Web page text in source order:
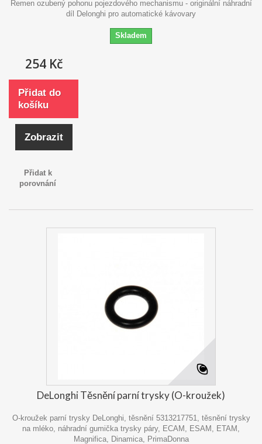
Řemen ozubený pohonu pojezdového mechanismu - originální náhradní
díl Delonghi pro automatické kávovary
Skladem
254 Kč
Přidat do
košíku
Zobrazit
Přidat k
porovnání
DeLonghi Těsnění parní trysky (O-kroužek)
O-kroužek parní trysky DeLonghi, těsnění 5313217751, těsnění trysky
na mléko, náhradní gumička trysky páry, ECAM, ESAM, ETAM,
Magnifica, Dinamica, PrimaDonna